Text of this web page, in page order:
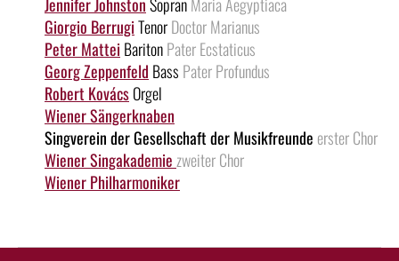
Giorgio BerrugiTenorDoctor Marianus
Peter Mattei BaritonPater Ecstaticus
Georg Zeppenfeld Bass Pater Profundus
Robert KovácsOrgel
Wiener Sängerknaben
Singverein der Gesellschaft der Musikfreunde erster Chor
Wiener Singakademie zweiter Chor
Wiener Philharmoniker